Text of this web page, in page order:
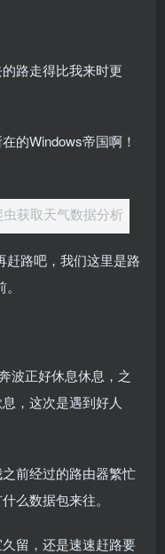
路走得比我来时更
的Windows帝国啊！
获取天气数据分析
赶路吧，我们这里是路
波正好休息休息，之
，这次是遇到好人
前经过的路由器繁忙
么数据包来往。
留，还是速速赶路要